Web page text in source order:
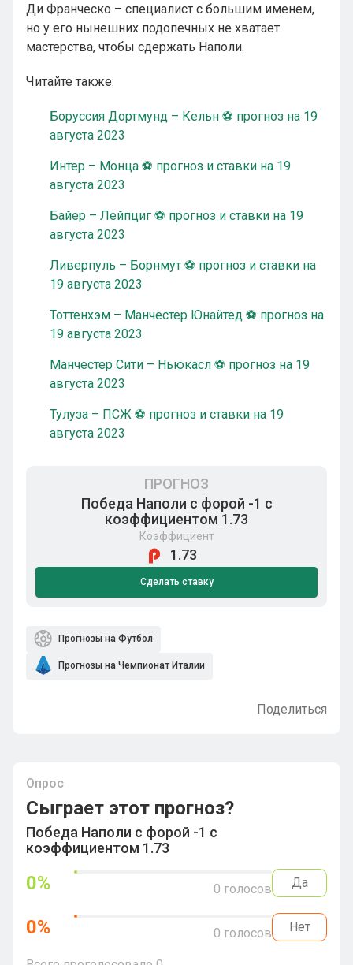
Ди Франческо – специалист с большим именем,
но у его нынешних подопечных не хватает
мастерства, чтобы сдержать Наполи.
Читайте также:
Боруссия Дортмунд – Кельн ⚽ прогноз на 19
августа 2023
Интер – Монца ⚽ прогноз и ставки на 19
августа 2023
Байер – Лейпциг ⚽ прогноз и ставки на 19
августа 2023
Ливерпуль – Борнмут ⚽ прогноз и ставки на
19 августа 2023
Тоттенхэм – Манчестер Юнайтед ⚽ прогноз на
19 августа 2023
Манчестер Сити – Ньюкасл ⚽ прогноз на 19
августа 2023
Тулуза – ПСЖ ⚽ прогноз и ставки на 19
августа 2023
ПРОГНОЗ
Победа Наполи с форой -1 с
коэффициентом 1.73
Коэффициент
1.73
Сделать ставку
Прогнозы на Футбол
Прогнозы на Чемпионат Италии
Поделиться
Опрос
Сыграет этот прогноз?
Победа Наполи с форой -1 с
коэффициентом 1.73
0% 0 голосов Да
0% 0 голосов Нет